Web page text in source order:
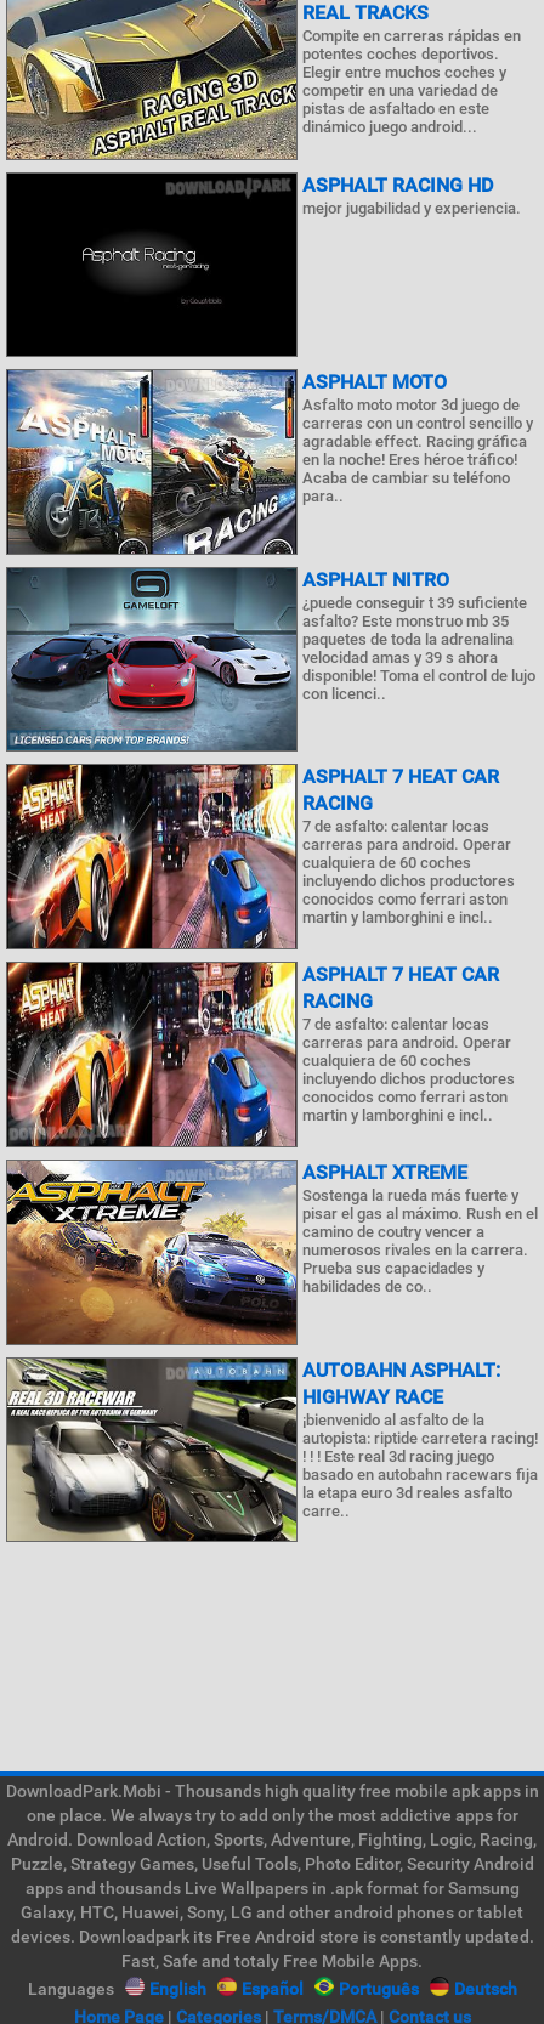
REAL TRACKS
Compite en carreras rápidas en
potentes coches deportivos.
Elegir entre muchos coches y
competir en una variedad de
pistas de asfaltado en este
dinámico juego android...
ASPHALT RACING HD
mejor jugabilidad y experiencia.
ASPHALT MOTO
Asfalto moto motor 3d juego de
carreras con un control sencillo y
agradable effect. Racing gráfica
en la noche! Eres héroe tráfico!
Acaba de cambiar su teléfono
para..
ASPHALT NITRO
¿puede conseguir t 39 suficiente
asfalto? Este monstruo mb 35
paquetes de toda la adrenalina
velocidad amas y 39 s ahora
disponible! Toma el control de lujo
con licenci..
ASPHALT 7 HEAT CAR
RACING
7 de asfalto: calentar locas
carreras para android. Operar
cualquiera de 60 coches
incluyendo dichos productores
conocidos como ferrari aston
martin y lamborghini e incl..
ASPHALT 7 HEAT CAR
RACING
7 de asfalto: calentar locas
carreras para android. Operar
cualquiera de 60 coches
incluyendo dichos productores
conocidos como ferrari aston
martin y lamborghini e incl..
ASPHALT ХTREME
Sostenga la rueda más fuerte y
pisar el gas al máximo. Rush en el
camino de coutry vencer a
numerosos rivales en la carrera.
Prueba sus capacidades y
habilidades de co..
AUTOBAHN ASPHALT:
HIGHWAY RACE
¡bienvenido al asfalto de la
autopista: riptide carretera racing!
! ! ! Este real 3d racing juego
basado en autobahn racewars fija
la etapa euro 3d reales asfalto
carre..
DownloadPark.Mobi - Thousands high quality free mobile apk apps in
one place. We always try to add only the most addictive apps for
Android. Download Action, Sports, Adventure, Fighting, Logic, Racing,
Puzzle, Strategy Games, Useful Tools, Photo Editor, Security Android
apps and thousands Live Wallpapers in .apk format for Samsung
Galaxy, HTC, Huawei, Sony, LG and other android phones or tablet
devices. Downloadpark its Free Android store is constantly updated.
Fast, Safe and totaly Free Mobile Apps.
Languages
English Español Português
Deutsch
Home Page| Categories| Terms/DMCA| Contact us